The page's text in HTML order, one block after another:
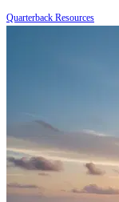
Quarterback Resources